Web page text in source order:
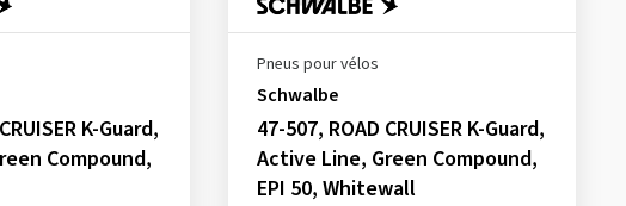
K-Guard,
Compound,
Pneus pour vélos
Schwalbe
47-507, ROAD CRUISER K-Guard,
Active Line, Green Compound,
EPI 50, Whitewall